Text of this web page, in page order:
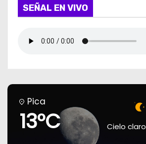
SEÑAL EN VIVO
Pica
13°C Cielo claro